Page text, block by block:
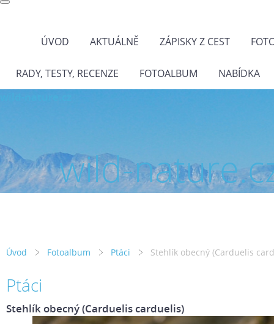
ÚVOD AKTUÁLNĚ ZÁPISKY Z CEST
RADY, TESTY, RECENZE FOTOALBUM NABÍDKA
wild-
Úvod Fotoalbum Ptáci Stehlík obecný (Carduelis
Ptáci
Stehlík obecný (Carduelis carduelis)